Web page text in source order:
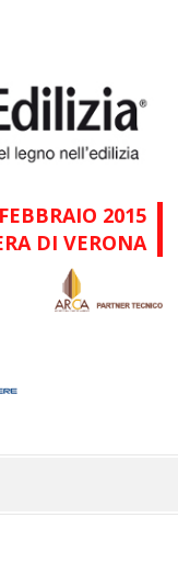
2015
DI VERONA